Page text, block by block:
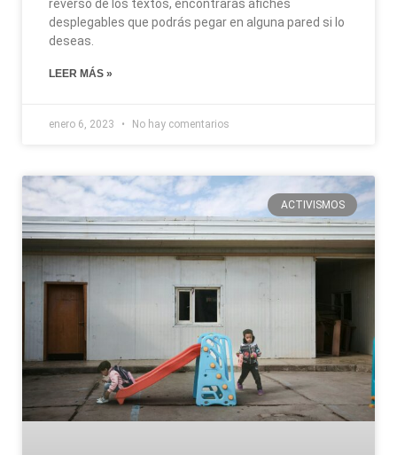
reverso de los textos, encontrarás afiches
desplegables que podrás pegar en alguna pared si lo
deseas.
LEER MÁS »
enero 6, 2023 No hay comentarios
ACTIVISMOS